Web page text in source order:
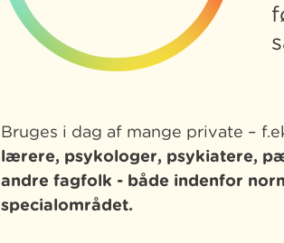
Bruges i dag af mange private –
lærere, psykologer, psykiatere,
andre fagfolk - både indenfor
specialområdet.